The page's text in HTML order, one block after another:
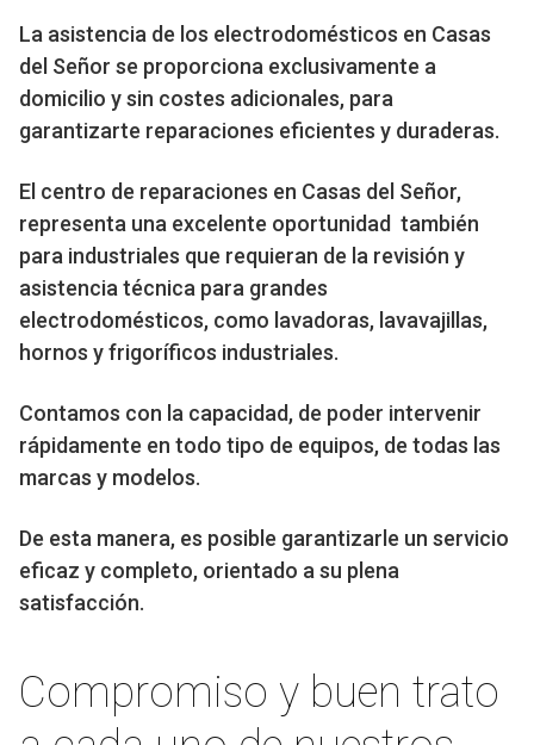
La asistencia de los electrodomésticos en Casas
del Señor se proporciona exclusivamente a
domicilio y sin costes adicionales, para
garantizarte reparaciones eficientes y duraderas.
El centro de reparaciones en Casas del Señor,
representa una excelente oportunidad también
para industriales que requieran de la revisión y
asistencia técnica para grandes
electrodomésticos, como lavadoras, lavavajillas,
hornos y frigoríficos industriales.
Contamos con la capacidad, de poder intervenir
rápidamente en todo tipo de equipos, de todas las
marcas y modelos.
De esta manera, es posible garantizarle un servicio
eficaz y completo, orientado a su plena
satisfacción.
Compromiso y buen trato